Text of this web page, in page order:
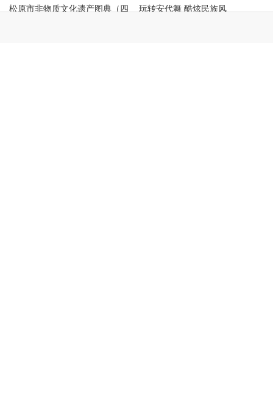
松原市非物质文化遗产图典（四
玩转安代舞 酷炫民族风